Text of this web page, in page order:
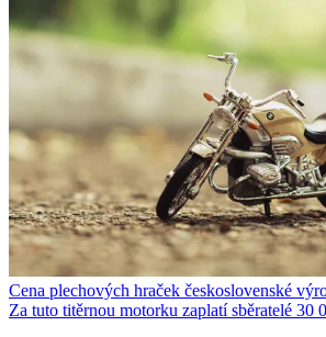
Cena plechových hraček československé
Za tuto titěrnou motorku zaplatí sběratelé 30